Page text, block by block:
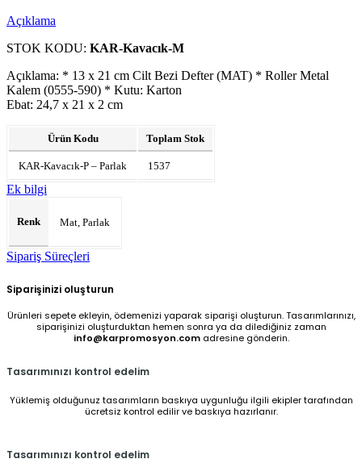
Açıklama
STOK KODU: KAR-Kavacık-M
Açıklama: * 13 x 21 cm Cilt Bezi Defter (MAT) * Roller Metal
Kalem (0555-590) * Kutu: Karton
Ebat: 24,7 x 21 x 2 cm
Ürün Kodu Toplam Stok
KAR-Kavacık-P – Parlak 1537
Ek bilgi
Renk Mat, Parlak
Sipariş Süreçleri
Siparişinizi oluşturun
Ürünleri sepete ekleyin, ödemenizi yaparak siparişi oluşturun. Tasarımlarınızı,
siparişinizi oluşturduktan hemen sonra ya da dilediğiniz zaman
info@karpromosyon.comadresine gönderin.
Tasarımınızı kontrol edelim
Yüklemiş olduğunuz tasarımların baskıya uygunluğu ilgili ekipler tarafından
ücretsiz kontrol edilir ve baskıya hazırlanır.
Tasarımınızı kontrol edelim